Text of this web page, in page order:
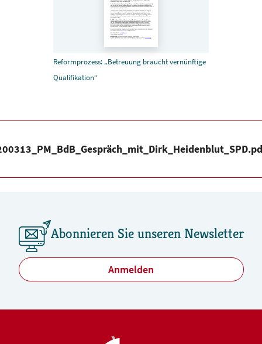
Reformprozess: „Betreuung braucht vernünftige
Qualifikation“
Abonnieren Sie unseren Newsletter
Anmelden